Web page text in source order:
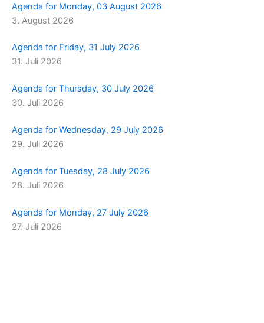
Agenda for Monday, 03 August 2026
3. August 2026
Agenda for Friday, 31 July 2026
31. Juli 2026
Agenda for Thursday, 30 July 2026
30. Juli 2026
Agenda for Wednesday, 29 July 2026
29. Juli 2026
Agenda for Tuesday, 28 July 2026
28. Juli 2026
Agenda for Monday, 27 July 2026
27. Juli 2026